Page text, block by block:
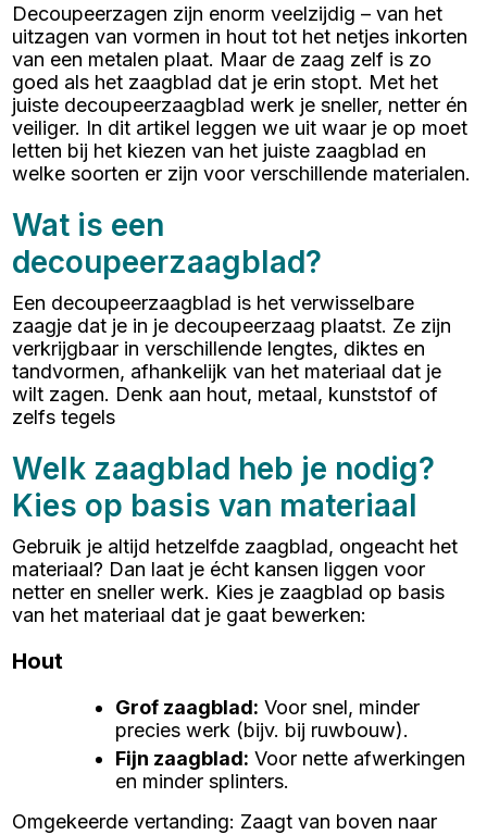
Decoupeerzagen zijn enorm veelzijdig – van het
uitzagen van vormen in hout tot het netjes inkorten
van een metalen plaat. Maar de zaag zelf is zo
goed als het zaagblad dat je erin stopt. Met het
juiste decoupeerzaagblad werk je sneller, netter én
veiliger. In dit artikel leggen we uit waar je op moet
letten bij het kiezen van het juiste zaagblad en
welke soorten er zijn voor verschillende materialen.
Wat is een
decoupeerzaagblad?
Een decoupeerzaagblad is het verwisselbare
zaagje dat je in je decoupeerzaag plaatst. Ze zijn
verkrijgbaar in verschillende lengtes, diktes en
tandvormen, afhankelijk van het materiaal dat je
wilt zagen. Denk aan hout, metaal, kunststof of
zelfs tegels
Welk zaagblad heb je nodig?
Kies op basis van materiaal
Gebruik je altijd hetzelfde zaagblad, ongeacht het
materiaal? Dan laat je écht kansen liggen voor
netter en sneller werk. Kies je zaagblad op basis
van het materiaal dat je gaat bewerken:
Hout
Grof zaagblad: Voor snel, minder
precies werk (bijv. bij ruwbouw).
Fijn zaagblad: Voor nette afwerkingen
en minder splinters.
Omgekeerde vertanding: Zaagt van boven naar